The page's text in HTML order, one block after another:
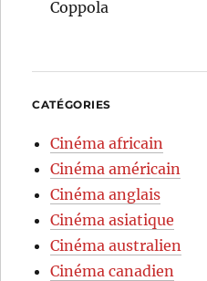
Coppola
CATÉGORIES
Cinéma africain
Cinéma américain
Cinéma anglais
Cinéma asiatique
Cinéma australien
Cinéma canadien